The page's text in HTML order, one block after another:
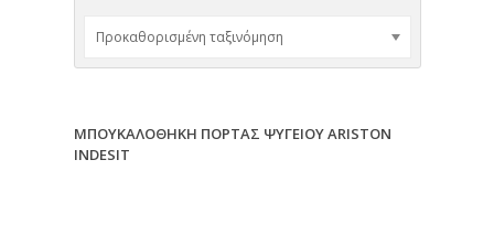
ΜΠΟΥΚΑΛΟΘΗΚΗ ΠΟΡΤΑΣ ΨΥΓΕΙΟΥ ARISTON
INDESIT